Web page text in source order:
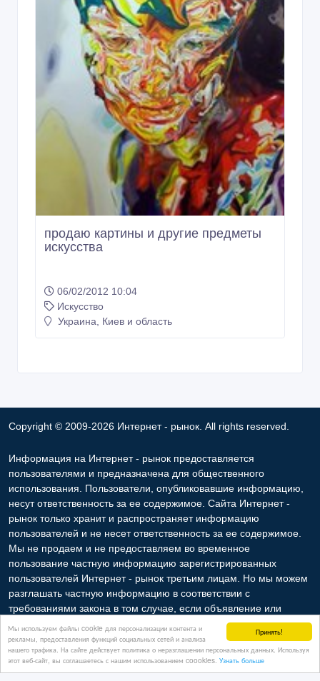
Принять!
Мы используем файлы cookie для персонализации контента и
рекламы, предоставления функций социальных сетей и анализа
нашего трафика. На сайте действует политика о неразглашении персональных данных. Используя
этот веб-сайт, вы соглашаетесь с нашим использованием coookies. Узнать больше
продаю картины и другие предметы
искусства
06/02/2012 10:04
Искусство
Украина, Киев и область
Copyright © 2009-2026 Интернет - рынок. All rights reserved.
Информация на Интернет - рынок предоставляется
пользователями и предназначена для общественного
использования. Пользователи, опубликовавшие информацию,
несут ответственность за ее содержимое. Сайта Интернет -
рынок только хранит и распространяет информацию
пользователей и не несет ответственность за ее содержимое.
Мы не продаем и не предоставляем во временное
пользование частную информацию зарегистрированных
пользователей Интернет - рынок третьим лицам. Но мы можем
разглашать частную информацию в соответствии с
требованиями закона в том случае, если объявление или
любая другая информация ущемляет права другого лица, в
целях защиты прав собственности и безопасности
пользователей. Мы также не отвечаем за правила